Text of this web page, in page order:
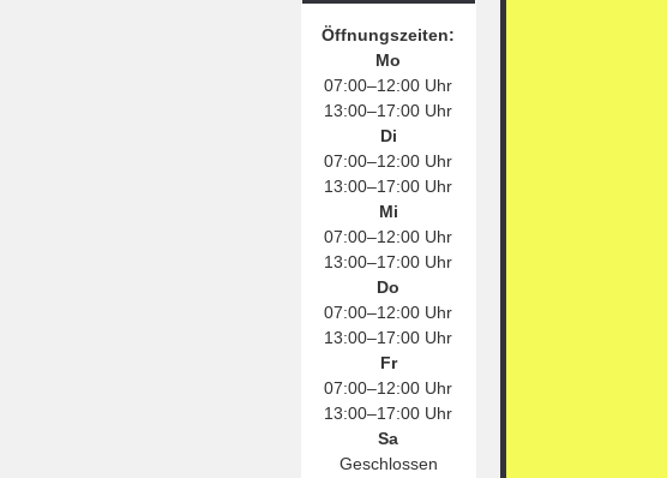
Öffnungszeiten:
Mo
07:00–12:00 Uhr
13:00–17:00 Uhr
Di
07:00–12:00 Uhr
13:00–17:00 Uhr
Mi
07:00–12:00 Uhr
13:00–17:00 Uhr
Do
07:00–12:00 Uhr
13:00–17:00 Uhr
Fr
07:00–12:00 Uhr
13:00–17:00 Uhr
Sa
Geschlossen